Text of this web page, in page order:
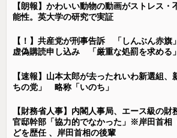
【朗報】かわいい動物の動画がストレス・
能性。英大学の研究で実証
【！】共産党が刑事告訴 「しんぶん赤旗
虚偽購読申し込み 「厳重な処罰を求める」
【速報】山本太郎が去ったれいわ新選組、
ちの党」 略称「いのち」
【財務省人事】内閣人事局、エース級の
官邸幹部「協力的でなかった」※岸田首相
どを歴任 、岸田首相の後輩